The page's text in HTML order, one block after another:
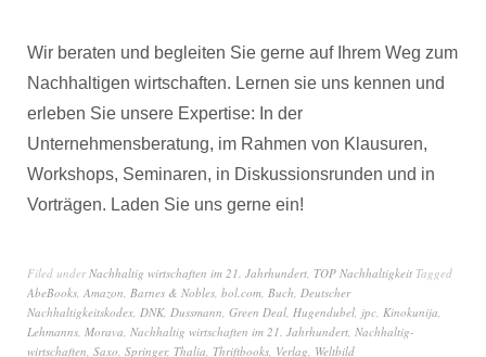
Wir beraten und begleiten Sie gerne auf Ihrem Weg zum
Nachhaltigen wirtschaften. Lernen sie uns kennen und
erleben Sie unsere Expertise: In der
Unternehmensberatung, im Rahmen von Klausuren,
Workshops, Seminaren, in Diskussionsrunden und in
Vorträgen. Laden Sie uns gerne ein!
Filed underNachhaltig wirtschaften im 21. Jahrhundert, TOP Nachhaltigkeit Tagged
AbeBooks, Amazon, Barnes & Nobles, bol.com, Buch, Deutscher
Nachhaltigkeitskodex, DNK, Dussmann, Green Deal, Hugendubel, jpc, Kinokunija,
Lehmanns, Morava, Nachhaltig wirtschaften im 21. Jahrhundert, Nachhaltig-
wirtschaften, Saxo, Springer, Thalia, Thriftbooks, Verlag, Weltbild